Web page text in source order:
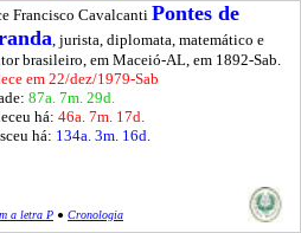
Francisco CavalcantiPontes de
, jurista, diplomata, matemático e
brasileiro, em Maceió-AL, em 1892-Sab.
em 22/dez/1979-Sab
87a. 7m. 29d.
há: 46a. 7m. 17d.
há: 134a. 3m. 16d.
a letra P ● Cronologia